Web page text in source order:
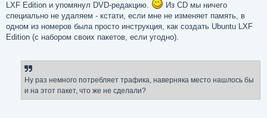
LXF Edition и упомянул DVD-редакцию.
Из CD мы ничего
специально не удаляем - кстати, если мне не изменяет память, в
одном из номеров была просто инструкция, как создать Ubuntu LXF
Edition (с набором своих пакетов, если угодно).
Ну раз немного потребляет трафика, наверняка место нашлось бы
и на этот пакет, что же не сделали?